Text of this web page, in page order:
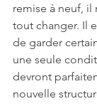
remise à neuf, il
tout changer. Il
de garder
une seule
devront
nouvelle